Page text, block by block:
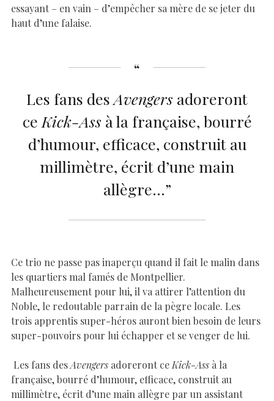
essayant – en vain – d’empêcher sa mère de se jeter du
haut d’une falaise.
Les fans desAvengers adoreront
ce Kick-Ass à la française, bourré
d’humour, efficace, construit au
millimètre, écrit d’une main
allègre…”
Ce trio ne passe pas inaperçu quand il fait le malin dans
les quartiers mal famés de Montpellier.
Malheureusement pour lui, il va attirer l’attention du
Noble, le redoutable parrain de la pègre locale. Les
trois apprentis super-héros auront bien besoin de leurs
super-pouvoirs pour lui échapper et se venger de lui.
Les fans desAvengers adoreront ce Kick-Ass à la
française, bourré d’humour, efficace, construit au
millimètre, écrit d’une main allègre par un assistant